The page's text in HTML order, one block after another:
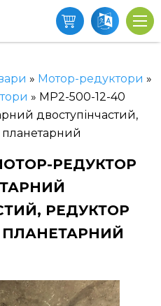
» Мотор-редуктори »
» МР2-500-12-40
двоступінчастий,
РЕДУКТОР
РЕДУКТОР
ПЛАНЕТАРНИЙ